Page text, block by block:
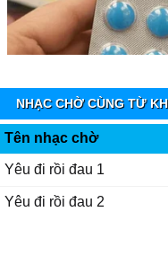
NHẠC CHỜ CÙNG TỪ
Tên nhạc chờ
Yêu đi rồi đau 1
Yêu đi rồi đau 2